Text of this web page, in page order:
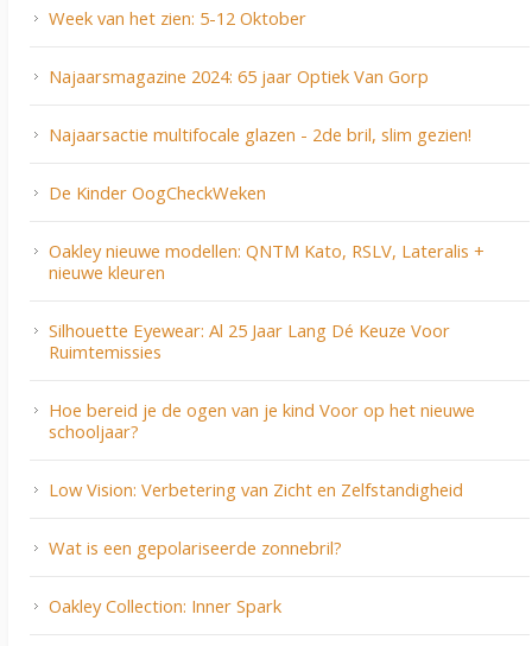
Week van het zien: 5-12 Oktober
Najaarsmagazine 2024: 65 jaar Optiek Van Gorp
Najaarsactie multifocale glazen - 2de bril, slim gezien!
De Kinder OogCheckWeken
Oakley nieuwe modellen: QNTM Kato, RSLV, Lateralis +
nieuwe kleuren
Silhouette Eyewear: Al 25 Jaar Lang Dé Keuze Voor
Ruimtemissies
Hoe bereid je de ogen van je kind Voor op het nieuwe
schooljaar?
Low Vision: Verbetering van Zicht en Zelfstandigheid
Wat is een gepolariseerde zonnebril?
Oakley Collection: Inner Spark